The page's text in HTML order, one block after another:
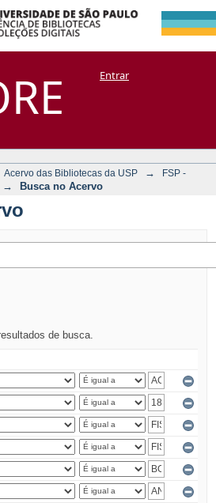
no Acervo
Manakin + CoriscoEntrar
Acervo das Bibliotecas da USP →
FSP -
→ Busca no Acervo
de busca.